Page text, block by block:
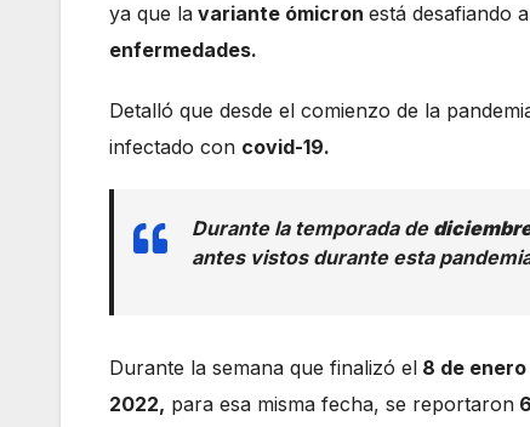
ya que la variante ómicron está desafiando
enfermedades.
Detalló que desde el comienzo de la
infectado con covid-19.
Durante la temporada de
antes vistos durante esta
Durante la semana que finalizó el 8 de enero
2022, para esa misma fecha, se reportaron